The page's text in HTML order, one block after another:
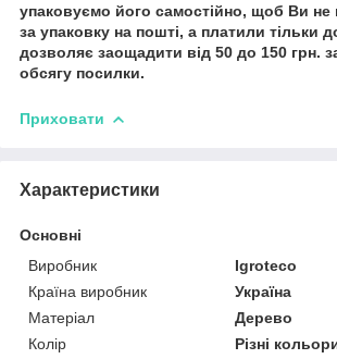
упаковуємо його самостійно, щоб Ви не
за упаковку на пошті, а платили тільки
дозволяє заощадити від 50 до 150 грн.
обсягу посилки.
Приховати
Характеристики
Основні
Виробник
Igroteco
Країна виробник
Україна
Матеріал
Дерево
Колір
Різні